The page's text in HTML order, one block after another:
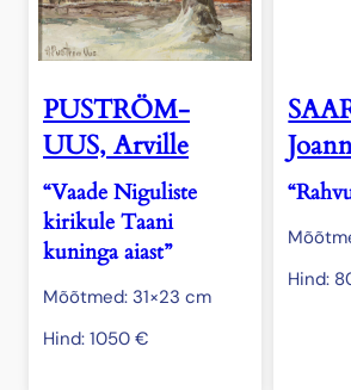
PUSTRÖM-
UUS, Arville
“Vaade Niguliste
kirikule Taani
kuninga aiast”
Mõõtmed: 31×23 cm
Hind: 1050 €
Hind: